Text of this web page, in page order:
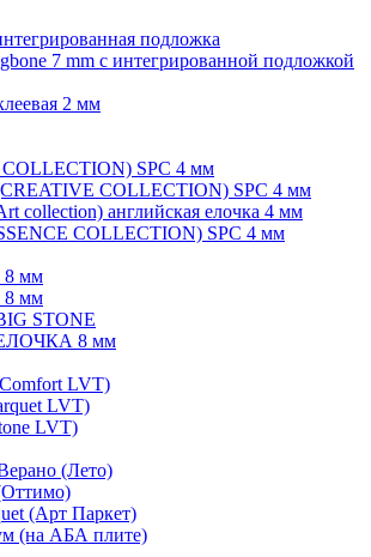
подложка
7 mm с интегрированной подложкой
2 мм
SPC 4 мм
COLLECTION) SPC 4 мм
collection) английская елочка 4 мм
COLLECTION) SPC 4 мм
8 мм
8 мм
STONE
ЕЛОЧКА 8 мм
LVT)
LVT)
LVT)
(Лето)
(Арт Паркет)
(на АБА плите)